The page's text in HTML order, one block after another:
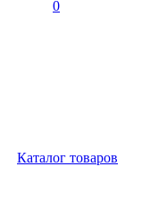
0
Каталог товаров